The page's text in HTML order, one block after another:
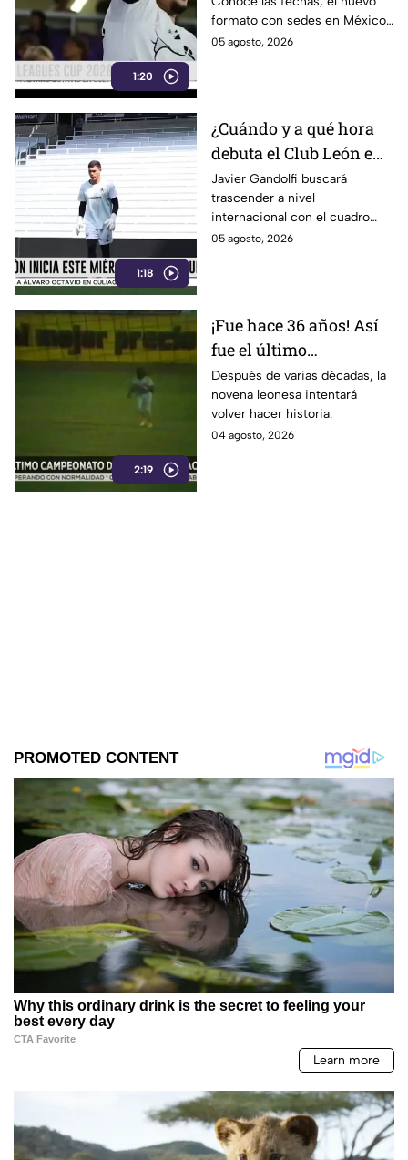
1:20
con histórico formato
formato con sedes en México
y el calendario de partidos
05 agosto, 2026
1:18
¿Cuándo y a qué hora
debuta el Club León en
Leagues Cup? Esto
sabemos
Javier Gandolfi buscará
trascender a nivel
internacional con el cuadro
verdiblanco
05 agosto, 2026
2:19
¡Fue hace 36 años! Así
fue el último
campeonato de Bravos
de León
Después de varias décadas, la
novena leonesa intentará
volver hacer historia.
04 agosto, 2026